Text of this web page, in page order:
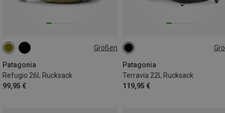
Größen
Patagonia
Refugio 26L Rucksack
99,95 €
26L
Patagonia
Terravia 22L Rucksack
119,95 €
22L | L